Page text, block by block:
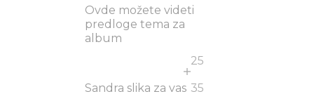
Ovde možete videti
predloge tema za
album
25
Sandra slika za vas 35